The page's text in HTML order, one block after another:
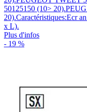
50125150 (10>
20).Caractéristiques:Ecr
x L).
Plus d'infos
- 19 %